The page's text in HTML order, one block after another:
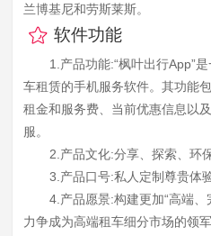
兰博基尼和劳斯莱斯。
软件功能
1.产品功能:“枫叶出行App”
车租赁的手机服务软件。其功能
租金和服务费、当前优惠信息以
服。
2.产品文化:分享、探索、环
3.产品口号:私人定制尊贵体验
4.产品愿景:构建更加“高端、
力争成为高端租车细分市场的领军